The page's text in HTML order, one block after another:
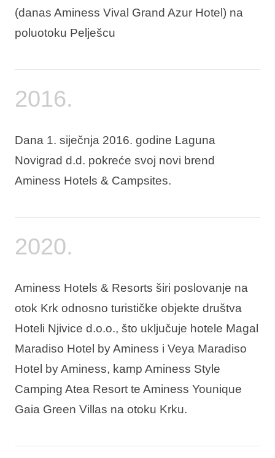
(danas Aminess Vival Grand Azur Hotel) na
poluotoku Pelješcu
2016.
Dana 1. siječnja 2016. godine Laguna
Novigrad d.d. pokreće svoj novi brend
Aminess Hotels & Campsites.
2020.
Aminess Hotels & Resorts širi poslovanje na
otok Krk odnosno turističke objekte društva
Hoteli Njivice d.o.o., što uključuje hotele Magal
Maradiso Hotel by Aminess i Veya Maradiso
Hotel by Aminess, kamp Aminess Style
Camping Atea Resort te Aminess Younique
Gaia Green Villas na otoku Krku.